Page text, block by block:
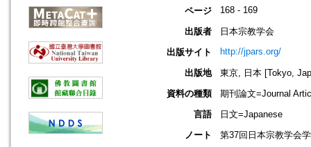
ページ 168 - 169
出版者
日本宗教学会
出版サイト
http://jpars.org/
出版地
東京, 日本 [Tokyo,
資料の種類
期刊論文=Journal
言語
日文=Japanese
ノート
第37回日本宗教学会